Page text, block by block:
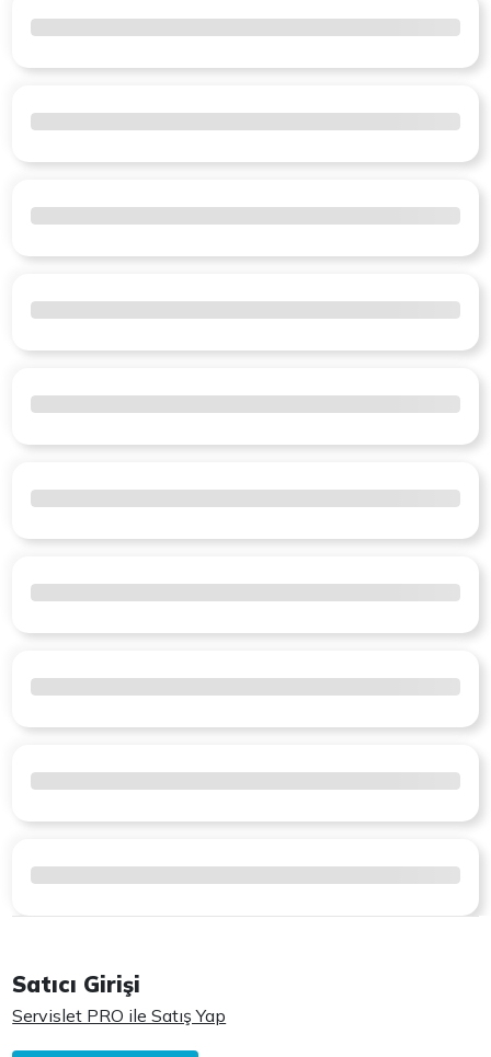
Satıcı Girişi
Servislet PRO ile Satış Yap